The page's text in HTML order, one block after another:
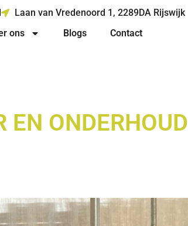
Laan van Vredenoord 1, 2289DA Rijswijk
ons Blogs Contact
EN ONDERHOUD